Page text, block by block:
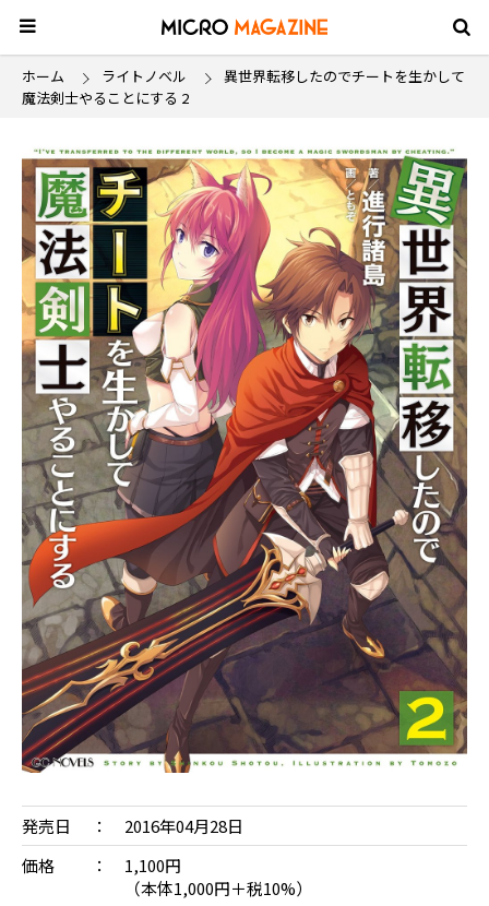
ホーム ライトノベル
異世界転移したのでチートを生かして
魔法剣士やることにする 2
発売日
2016年04月28日
価格
1,100円
（本体1,000円＋税10%）